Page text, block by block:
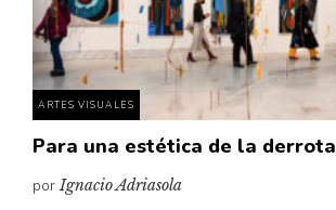
Pensamiento ilustrado
Personaje
Personajes secundarios
Política
Sociedad
ARTES VISUALES
Para una estética de la derrota
porIgnacio Adriasola